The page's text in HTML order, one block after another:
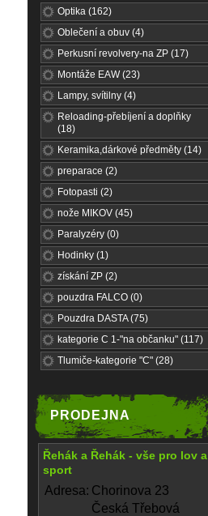
Optika (162)
Oblečení a obuv (4)
Perkusní revolvery-na ZP (17)
Montáže EAW (23)
Lampy, svítilny (4)
Reloading-přebíjení a doplňky
(18)
Keramika,dárkové předměty (14)
preparace (2)
Fotopasti (2)
nože MIKOV (45)
Paralyzéry (0)
Hodinky (1)
získání ZP (2)
pouzdra FALCO (0)
Pouzdra DASTA (75)
kategorie C 1-"na občanku" (117)
Tlumiče-kategorie "C" (28)
PRODEJNA
Řehák a Řehák - vše pro lov a
sport
Adresa: Chorinova 23
Česká Třebová